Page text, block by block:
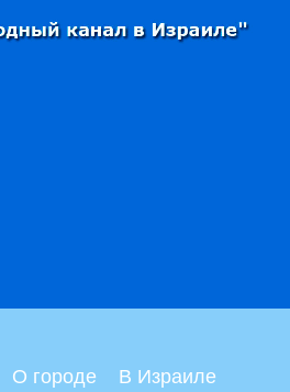
О городе
В Израиле